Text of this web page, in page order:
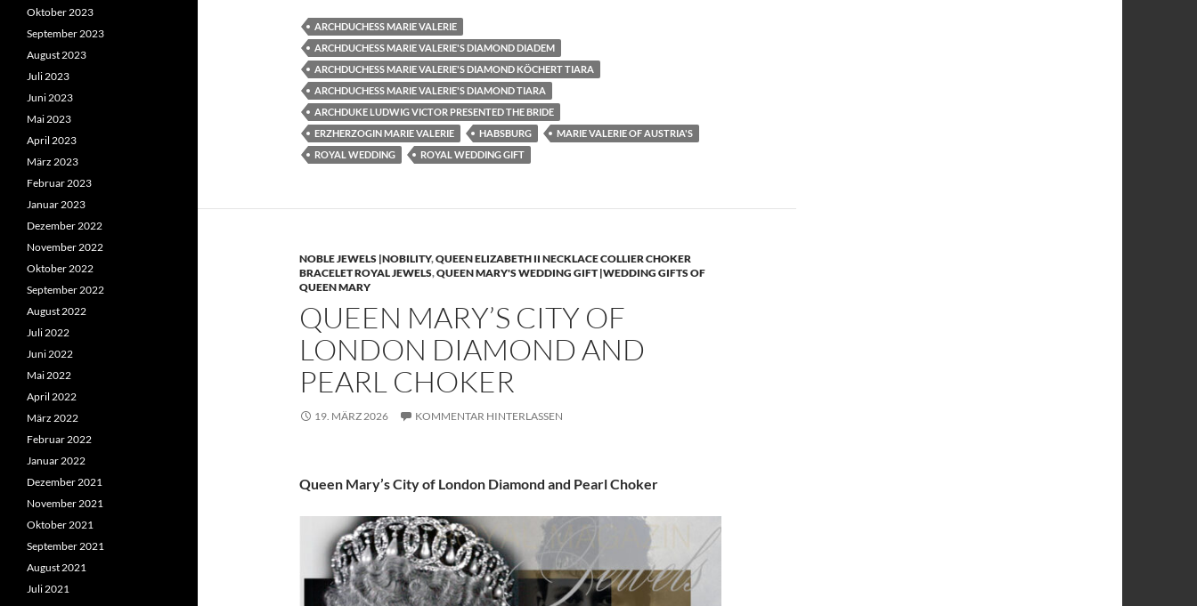
ARCHDUCHESS MARIE VALERIE
ARCHDUCHESS MARIE VALERIE'S DIAMOND DIADEM
ARCHDUCHESS MARIE VALERIE'S DIAMOND KÖCHERT TIARA
ARCHDUCHESS MARIE VALERIE'S DIAMOND TIARA
ARCHDUKE LUDWIG VICTOR PRESENTED THE BRIDE
ERZHERZOGIN MARIE VALERIE
HABSBURG
MARIE VALERIE OF AUSTRIA'S
ROYAL WEDDING
ROYAL WEDDING GIFT
NOBLE JEWELS |NOBILITY,QUEEN ELIZABETH II NECKLACE COLLIER CHOKER
BRACELET ROYAL JEWELS,QUEEN MARY'S WEDDING GIFT |WEDDING GIFTS OF
QUEEN MARY
QUEEN MARY’S CITY OF
LONDON DIAMOND AND
PEARL CHOKER
19. MÄRZ 2026 KOMMENTAR HINTERLASSEN
Queen Mary’s City of London Diamond and Pearl Choker
Oktober 2023
September 2023
August 2023
Juli 2023
Juni 2023
Mai 2023
April 2023
März 2023
Februar 2023
Januar 2023
Dezember 2022
November 2022
Oktober 2022
September 2022
August 2022
Juli 2022
Juni 2022
Mai 2022
April 2022
März 2022
Februar 2022
Januar 2022
Dezember 2021
November 2021
Oktober 2021
September 2021
August 2021
Juli 2021